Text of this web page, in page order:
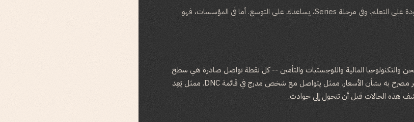
في مرحلة البداية، يساعدك ضمان الجودة على التعلم. وفي مرحلة Series، يساعدك على التوسع. أما في المؤسسات، فهو
والتكنولوجيا المالية واللوجستيات والتأمين -- كل نقطة تواصل صادرة هي سطح
محتمل للامتثال. ممثل يُقدّم ادعاءً غير مصرح به بشأن الأسعار. ممثل يتواصل مع شخص مدرج في قائمة DNC. ممثل يَعِد
هذه الحالات قبل أن تتحول إلى حوادث.